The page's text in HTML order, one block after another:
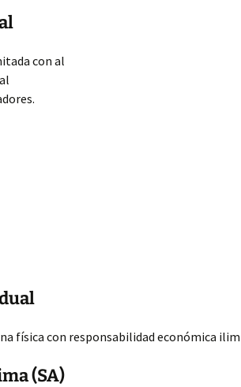
con al
física con responsabilidad económica
(SA)